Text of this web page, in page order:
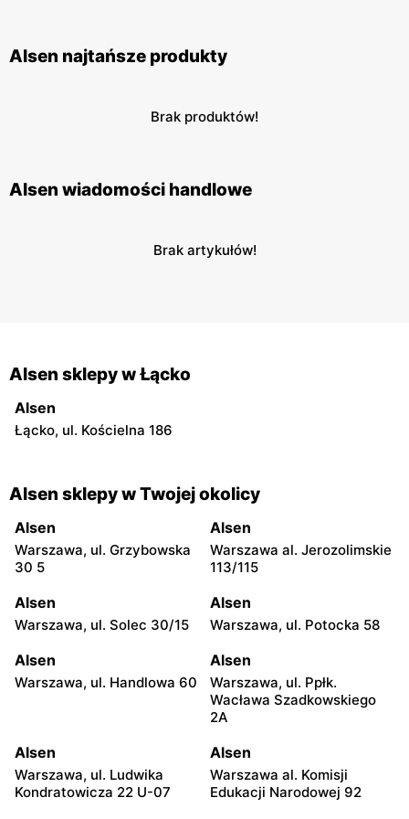
Alsen najtańsze produkty
Brak produktów!
Alsen wiadomości handlowe
Brak artykułów!
Alsen sklepy w Łącko
Alsen
Łącko, ul. Kościelna 186
Alsen sklepy w Twojej okolicy
Alsen
Warszawa, ul. Grzybowska
30 5
Alsen
Warszawa al. Jerozolimskie
113/115
Alsen
Warszawa, ul. Solec 30/15
Alsen
Warszawa, ul. Potocka 58
Alsen
Warszawa, ul. Handlowa 60
Alsen
Warszawa, ul. Ppłk.
Wacława Szadkowskiego
2A
Alsen
Warszawa, ul. Ludwika
Kondratowicza 22 U-07
Alsen
Warszawa al. Komisji
Edukacji Narodowej 92